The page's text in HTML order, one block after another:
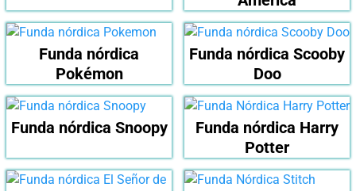
Funda nórdica
Pokémon
Funda nórdica Scooby
Doo
Funda nórdica Snoopy
Funda nórdica Harry
Potter